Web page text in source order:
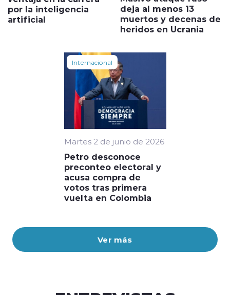
Ver más
por la inteligencia
artificial
deja al menos 13
muertos y decenas de
heridos en Ucrania
Internacional
Martes 2 de junio de 2026
Petro desconoce
preconteo electoral y
acusa compra de
votos tras primera
vuelta en Colombia